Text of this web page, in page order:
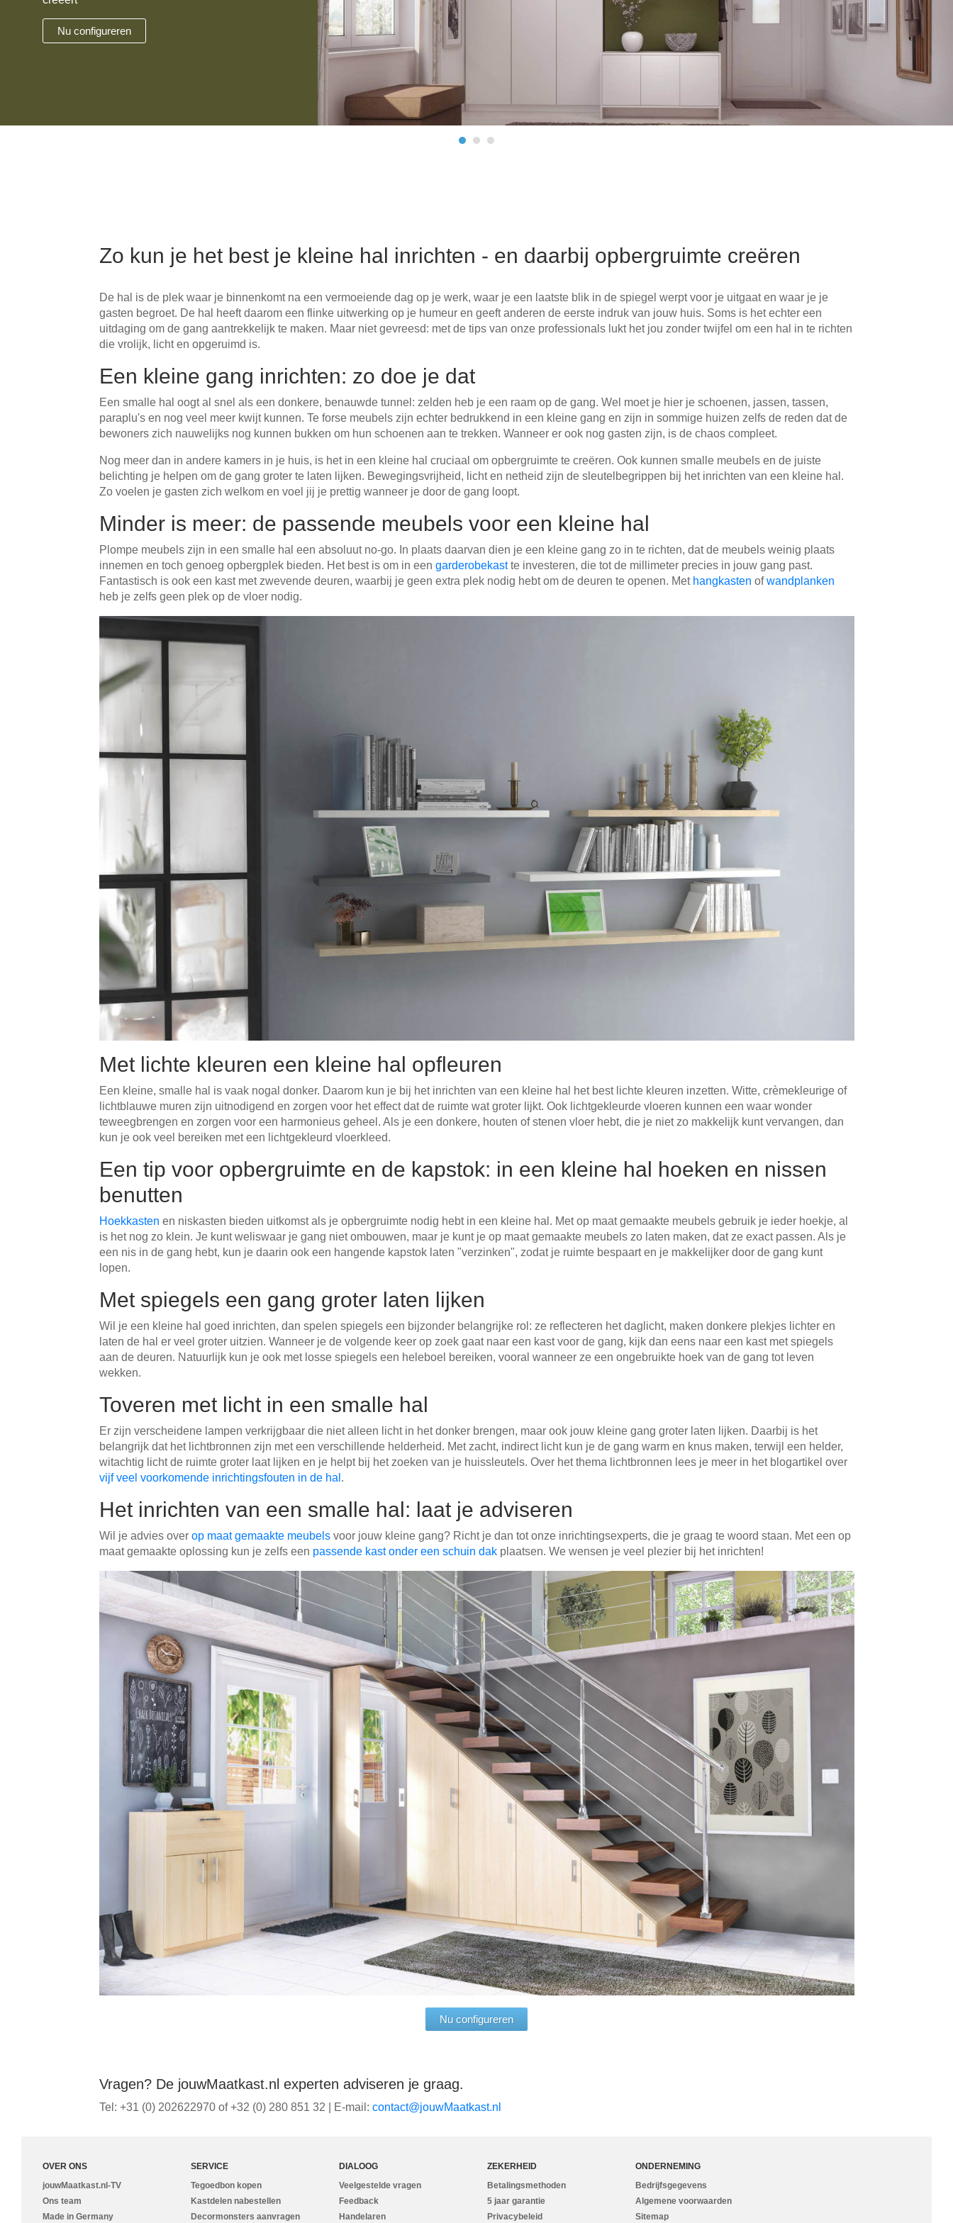
Nu configureren
Zo kun je het best je kleine hal inrichten - en daarbij opbergruimte creëren
De hal is de plek waar je binnenkomt na een vermoeiende dag op je werk, waar je een laatste blik in de spiegel werpt voor je uitgaat en waar je je
gasten begroet. De hal heeft daarom een flinke uitwerking op je humeur en geeft anderen de eerste indruk van jouw huis. Soms is het echter een
uitdaging om de gang aantrekkelijk te maken. Maar niet gevreesd: met de tips van onze professionals lukt het jou zonder twijfel om een hal in te richten
die vrolijk, licht en opgeruimd is.
Een kleine gang inrichten: zo doe je dat
Een smalle hal oogt al snel als een donkere, benauwde tunnel: zelden heb je een raam op de gang. Wel moet je hier je schoenen, jassen, tassen,
paraplu's en nog veel meer kwijt kunnen. Te forse meubels zijn echter bedrukkend in een kleine gang en zijn in sommige huizen zelfs de reden dat de
bewoners zich nauwelijks nog kunnen bukken om hun schoenen aan te trekken. Wanneer er ook nog gasten zijn, is de chaos compleet.
Nog meer dan in andere kamers in je huis, is het in een kleine hal cruciaal om opbergruimte te creëren. Ook kunnen smalle meubels en de juiste
belichting je helpen om de gang groter te laten lijken. Bewegingsvrijheid, licht en netheid zijn de sleutelbegrippen bij het inrichten van een kleine hal.
Zo voelen je gasten zich welkom en voel jij je prettig wanneer je door de gang loopt.
Minder is meer: de passende meubels voor een kleine hal
Plompe meubels zijn in een smalle hal een absoluut no-go. In plaats daarvan dien je een kleine gang zo in te richten, dat de meubels weinig plaats
innemen en toch genoeg opbergplek bieden. Het best is om in een garderobekastte investeren, die tot de millimeter precies in jouw gang past.
Fantastisch is ook een kast met zwevende deuren, waarbij je geen extra plek nodig hebt om de deuren te openen. Met hangkasten ofwandplanken
heb je zelfs geen plek op de vloer nodig.
Met lichte kleuren een kleine hal opfleuren
Een kleine, smalle hal is vaak nogal donker. Daarom kun je bij het inrichten van een kleine hal het best lichte kleuren inzetten. Witte, crèmekleurige of
lichtblauwe muren zijn uitnodigend en zorgen voor het effect dat de ruimte wat groter lijkt. Ook lichtgekleurde vloeren kunnen een waar wonder
teweegbrengen en zorgen voor een harmonieus geheel. Als je een donkere, houten of stenen vloer hebt, die je niet zo makkelijk kunt vervangen, dan
kun je ook veel bereiken met een lichtgekleurd vloerkleed.
Een tip voor opbergruimte en de kapstok: in een kleine hal hoeken en nissen
benutten
Hoekkasten en niskasten bieden uitkomst als je opbergruimte nodig hebt in een kleine hal. Met op maat gemaakte meubels gebruik je ieder hoekje, al
is het nog zo klein. Je kunt weliswaar je gang niet ombouwen, maar je kunt je op maat gemaakte meubels zo laten maken, dat ze exact passen. Als je
een nis in de gang hebt, kun je daarin ook een hangende kapstok laten "verzinken", zodat je ruimte bespaart en je makkelijker door de gang kunt
lopen.
Met spiegels een gang groter laten lijken
Wil je een kleine hal goed inrichten, dan spelen spiegels een bijzonder belangrijke rol: ze reflecteren het daglicht, maken donkere plekjes lichter en
laten de hal er veel groter uitzien. Wanneer je de volgende keer op zoek gaat naar een kast voor de gang, kijk dan eens naar een kast met spiegels
aan de deuren. Natuurlijk kun je ook met losse spiegels een heleboel bereiken, vooral wanneer ze een ongebruikte hoek van de gang tot leven
wekken.
Toveren met licht in een smalle hal
Er zijn verscheidene lampen verkrijgbaar die niet alleen licht in het donker brengen, maar ook jouw kleine gang groter laten lijken. Daarbij is het
belangrijk dat het lichtbronnen zijn met een verschillende helderheid. Met zacht, indirect licht kun je de gang warm en knus maken, terwijl een helder,
witachtig licht de ruimte groter laat lijken en je helpt bij het zoeken van je huissleutels. Over het thema lichtbronnen lees je meer in het blogartikel over
vijf veel voorkomende inrichtingsfouten in de hal .
Het inrichten van een smalle hal: laat je adviseren
Wil je advies over op maat gemaakte meubels voor jouw kleine gang? Richt je dan tot onze inrichtingsexperts, die je graag te woord staan. Met een op
maat gemaakte oplossing kun je zelfs een passende kast onder een schuin dak plaatsen. We wensen je veel plezier bij het inrichten!
Nu configureren
Vragen? De jouwMaatkast.nl experten adviseren je graag.
Tel: +31 (0) 202622970 of +32 (0) 280 851 32 | E-mail: ln.tsaktaaMwuoj@tcatnoc
OVER ONS
jouwMaatkast.nl-TV
Ons team
Made in Germany
SERVICE
Tegoedbon kopen
Kastdelen nabestellen
Decormonsters aanvragen
DIALOOG
Veelgestelde vragen
Feedback
Handelaren
ZEKERHEID
Betalingsmethoden
5 jaar garantie
Privacybeleid
ONDERNEMING
Bedrijfsgegevens
Algemene voorwaarden
Sitemap
Hoekbanken
Massief houten meubels
Slaapbanken & -fauteuils
Tafels & zitbanken
Voor schuine wanden
Glaswerelden